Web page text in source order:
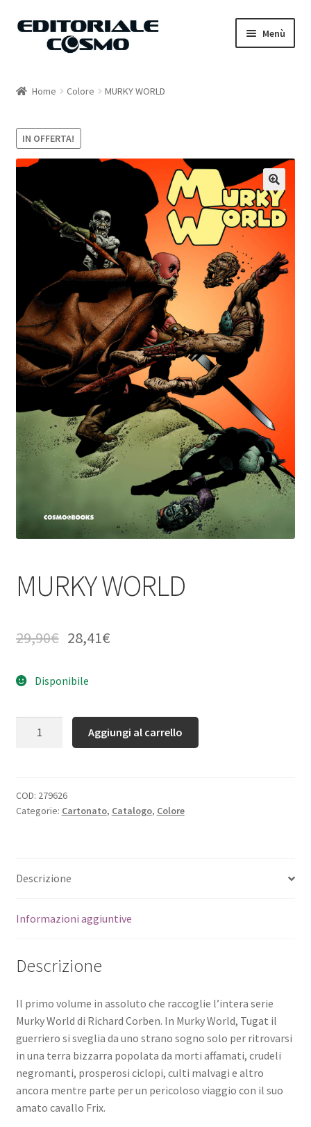
Vai
Vai
Menù
Carrello
Home Colore MURKY WORLD
IN OFFERTA!
MURKY WORLD
29,90€ 28,41€
Disponibile
Aggiungi al carrello
COD: 279626
Categorie: Cartonato, Catalogo, Colore
Descrizione
Informazioni aggiuntive
Descrizione
Il primo volume in assoluto che raccoglie l’intera serie
Murky World di Richard Corben. In Murky World, Tugat il
guerriero si sveglia da uno strano sogno solo per ritrovarsi
in una terra bizzarra popolata da morti affamati, crudeli
negromanti, prosperosi ciclopi, culti malvagi e altro
ancora mentre parte per un pericoloso viaggio con il suo
amato cavallo Frix.